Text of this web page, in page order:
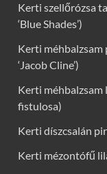
Kerti szellőrózsa
‘Blue Shades’)
Kerti
‘Jacob Cline’)
Kerti
fistulosa)
Kerti díszcsalán
Kerti mézontófű